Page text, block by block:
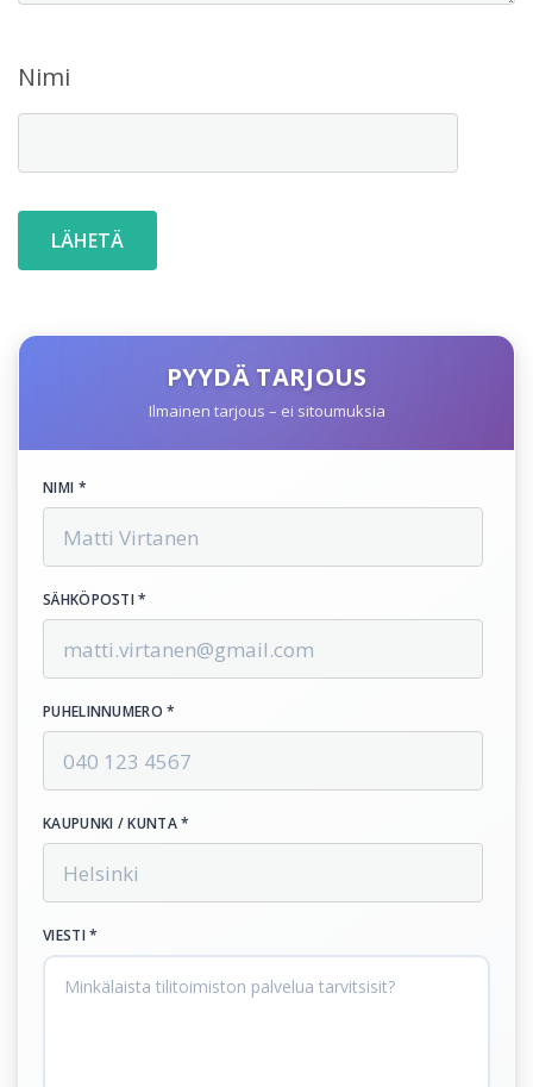
Nimi
PYYDÄ TARJOUS
Ilmainen tarjous – ei sitoumuksia
NIMI *
SÄHKÖPOSTI *
PUHELINNUMERO *
KAUPUNKI / KUNTA *
VIESTI *